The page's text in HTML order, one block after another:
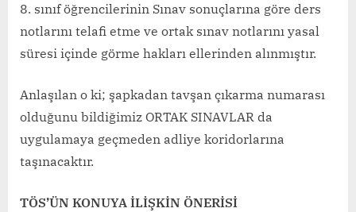
8. sınıf öğrencilerinin Sınav sonuçlarına göre ders
notlarını telafi etme ve ortak sınav notlarını yasal
süresi içinde görme hakları ellerinden alınmıştır.
Anlaşılan o ki; şapkadan tavşan çıkarma numarası
olduğunu bildiğimiz ORTAK SINAVLAR da
uygulamaya geçmeden adliye koridorlarına
taşınacaktır.
TÖS’ÜN KONUYA İLİŞKİN ÖNERİSİ